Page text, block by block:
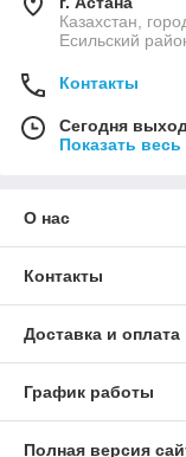
Казахстан,
Есильский
Контакты
Сегодня
Показать
О нас
Контакты
Доставка и оплата
График работы
Полная версия